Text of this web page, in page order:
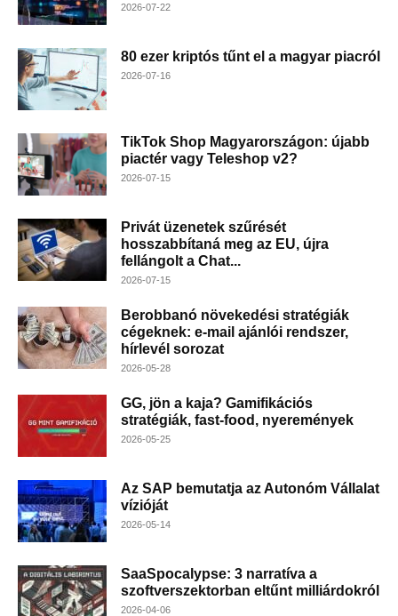
2026-07-22
80 ezer kriptós tűnt el a magyar piacról
2026-07-16
TikTok Shop Magyarországon: újabb
piactér vagy Teleshop v2?
2026-07-15
Privát üzenetek szűrését
hosszabbítaná meg az EU, újra
fellángolt a Chat...
2026-07-15
Berobbanó növekedési stratégiák
cégeknek: e-mail ajánlói rendszer,
hírlevél sorozat
2026-05-28
GG, jön a kaja? Gamifikációs
stratégiák, fast-food, nyeremények
2026-05-25
Az SAP bemutatja az Autonóm Vállalat
vízióját
2026-05-14
SaaSpocalypse: 3 narratíva a
szoftverszektorban eltűnt milliárdokról
2026-04-06